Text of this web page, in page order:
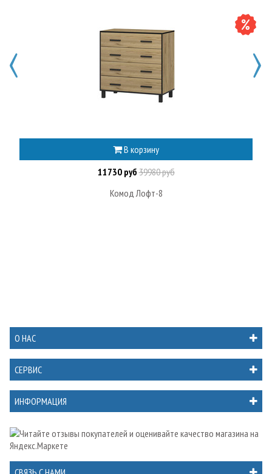
В корзину
11730 руб39980 руб
Комод Лофт-8
О НАС
СЕРВИС
ИНФОРМАЦИЯ